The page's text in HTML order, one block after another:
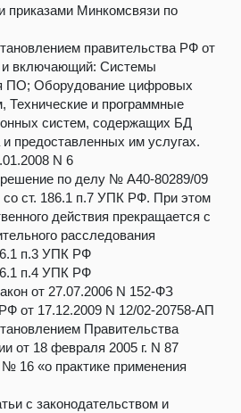
приказами Минкомсвязи по
правительства РФ от
и включающий: Системы
ПО; Оборудование цифровых
Технические и программные
систем, содержащих БД
предоставленных им услугах.
N 6
по делу № А40-80289/09
со ст. 186.1 п.7 УПК РФ. При этом
действия прекращается с
расследования
п.3 УПК РФ
п.4 УПК РФ
от 27.07.2006 N 152-ФЗ
от 17.12.2009 N 12/02-20758-АП
Правительства
от 18 февраля 2005 г. N 87
№ 16 «о практике применения
с законодательством и